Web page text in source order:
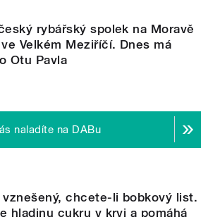
rybářský spolek na Moravě
Velkém Meziříčí. Dnes má
Otu Pavla
naladíte na DABu
vznešený, chcete-li bobkový list.
hladinu cukru v krvi a pomáhá